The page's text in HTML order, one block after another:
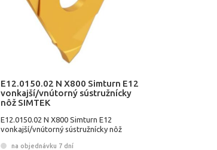
E12.0150.02 N X800 Simturn E12
vonkajší/vnútorný sústružnícky
nôž SIMTEK
E12.0150.02 N X800 Simturn E12
vonkajší/vnútorný sústružnícky nôž
na objednávku 7 dní